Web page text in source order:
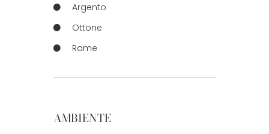
Argento
Ottone
Rame
AMBIENTE